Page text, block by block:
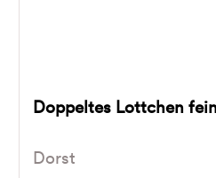
Doppeltes Lottchen
Dorst